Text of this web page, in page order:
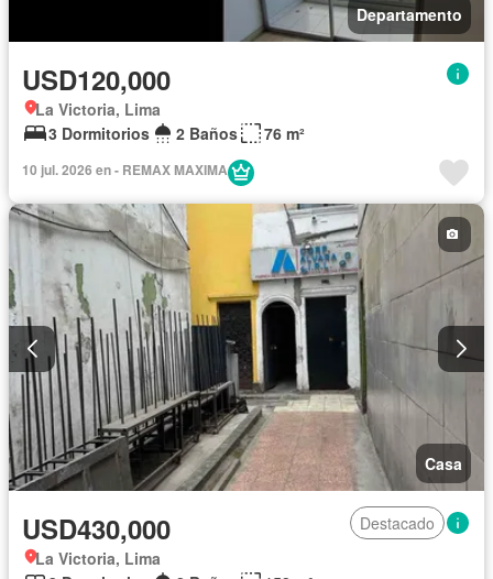
Departamento
USD120,000
La Victoria, Lima
3 Dormitorios
2 Baños 76 m²
10 jul. 2026 en - REMAX MAXIMA
Casa
USD430,000
Destacado
La Victoria, Lima